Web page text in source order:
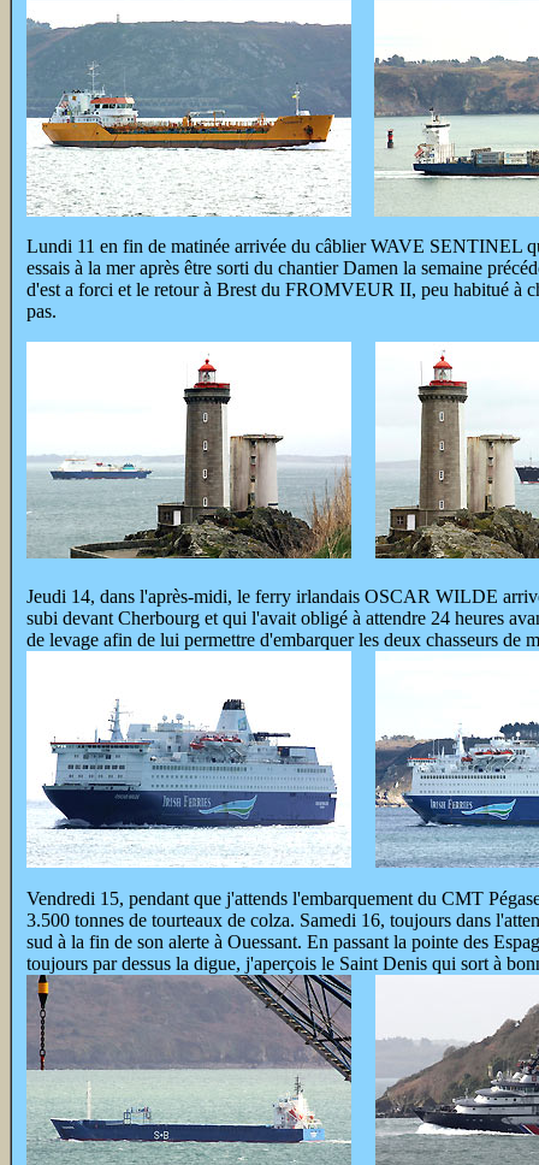
Lundi 11 en fin de matinée arrivée du câblier WAVE SENTINEL
essais à la mer après être sorti du chantier Damen la semaine
d'est a forci et le retour à Brest du FROMVEUR II, peu habitué à
pas.
Jeudi 14, dans l'après-midi, le ferry irlandais OSCAR WILDE
subi devant Cherbourg et qui l'avait obligé à attendre 24 heures
de levage afin de lui permettre d'embarquer les deux chasseurs de
Vendredi 15, pendant que j'attends l'embarquement du CMT
3.500 tonnes de tourteaux de colza. Samedi 16, toujours dans
sud à la fin de son alerte à Ouessant. En passant la pointe des
toujours par dessus la digue, j'aperçois le Saint Denis qui sort à